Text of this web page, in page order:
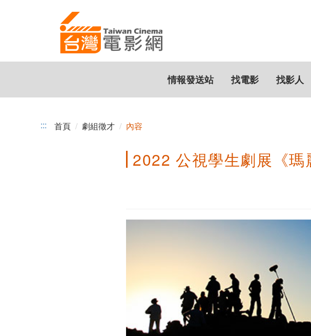
學 情報發送站 找電影 找影人
::: 首頁 劇組徵才 內容
2022 公視學生劇展《瑪